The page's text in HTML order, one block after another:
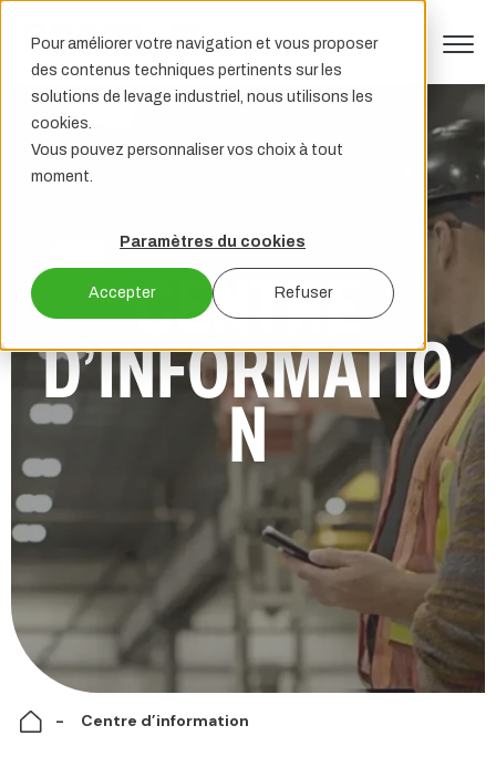
Pour améliorer votre navigation et vous proposer
des contenus techniques pertinents sur les
solutions de levage industriel, nous utilisons les
cookies.
Vous pouvez personnaliser vos choix à tout
moment.
Paramètres du cookies
Accepter Refuser
CENTRE
D’INFORMATIO
N
Centre d’information